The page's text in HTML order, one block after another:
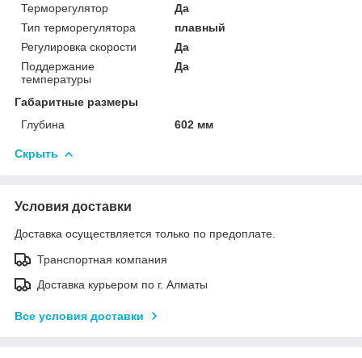
Терморегулятор
Да
Тип терморегулятора
плавный
Регулировка скорости
Да
Поддержание
температуры
Да
Габаритные размеры
Глубина
602 мм
Скрыть
Условия доставки
Доставка осуществляется только по предоплате.
Транспортная компания
Доставка курьером по г. Алматы
Все условия доставки